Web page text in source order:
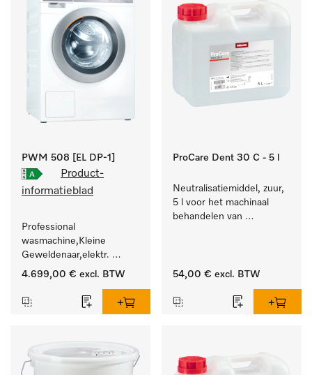
PWM 508 [EL DP-1]
Product-
informatieblad
Professional
wasmachine,Kleine
Geweldenaar,elektr.
verwarmd, met
doelgroepspecifieke
4.699,00 € excl. BTW
ProCare Dent 30 C - 5 l
Neutralisatiemiddel, zuur,
5 l voor het machinaal
behandelen van
54,00 € excl. BTW